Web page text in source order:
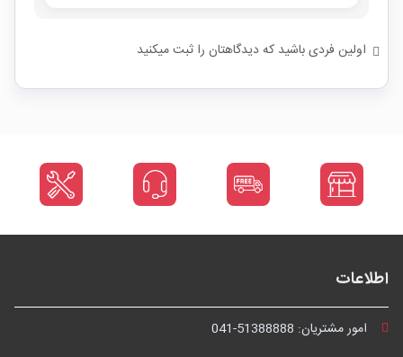
اولین فردی باشید که دیدگاهتان را ثبت میکنید
اطلاعات
امور مشتریان: 041-51388888